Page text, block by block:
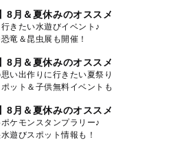
8月＆夏休みのオススメ
きたい水遊びイベント♪
竜＆昆虫展も開催！
8月＆夏休みのオススメ
い出作りに行きたい夏祭り
ット＆子供無料イベントも
8月＆夏休みのオススメ
ケモンスタンプラリー♪
遊びスポット情報も！